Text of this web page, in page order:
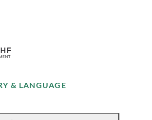
& LANGUAGE
et/ou Social et/ou Gouvernance) dans
manière significative aux défis de la
de gestion
prendre connaissance des informations
Il appartient à l’investisseur de s’assurer
et services présentés sur le site au
dans un but d’information uniquement
des produits ou services
à titre indicatif, n'ont aucune valeur
Les appréciations formulées ne
(« OPC ») référencés ci-après